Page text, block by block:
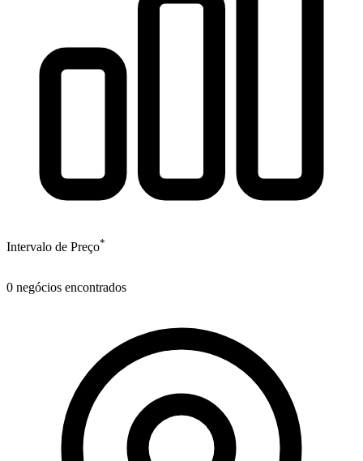
Intervalo de Preço*
0 negócios encontrados